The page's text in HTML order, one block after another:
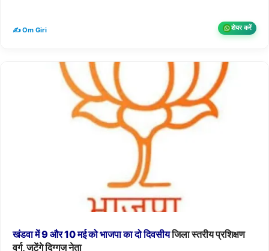
✍️ Om Giri शेयर करें
खंडवामें9 और10मईकोभाजपाकादोदिवसीयजिला स्तरीय प्रशिक्षण
वर्ग, जुटेंगे दिग्गज नेता